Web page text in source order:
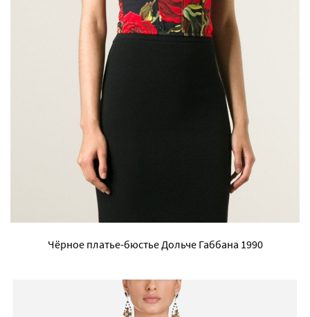
Чёрное платье-бюстье Дольче Габбана 1990